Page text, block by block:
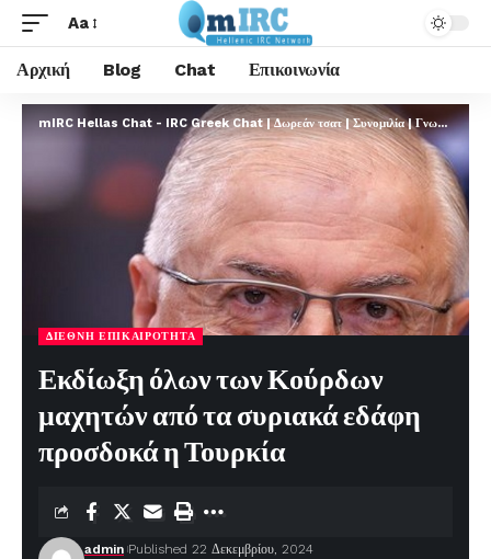
Aa
Αρχική Blog Chat Επικοινωνία
mIRC Hellas Chat - IRC Greek Chat | Δωρεάν τσατ | Συνομιλία | Γνωριμίες | FREE
ΔΙΕΘΝΉ ΕΠΙΚΑΙΡΌΤΗΤΑ
Εκδίωξη όλων των Κούρδων
μαχητών από τα συριακά εδάφη
προσδοκά η Τουρκία
admin Published 22 Δεκεμβρίου, 2024